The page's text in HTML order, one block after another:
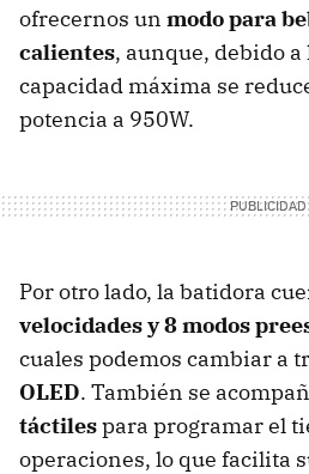
ofrecernos un modo para
calientes, aunque, debido
capacidad máxima se
potencia a 950W.
Por otro lado, la batidora
velocidades y 8 modos
cuales podemos cambiar a
OLED. También se
táctilespara programar el
operaciones, lo que facilita